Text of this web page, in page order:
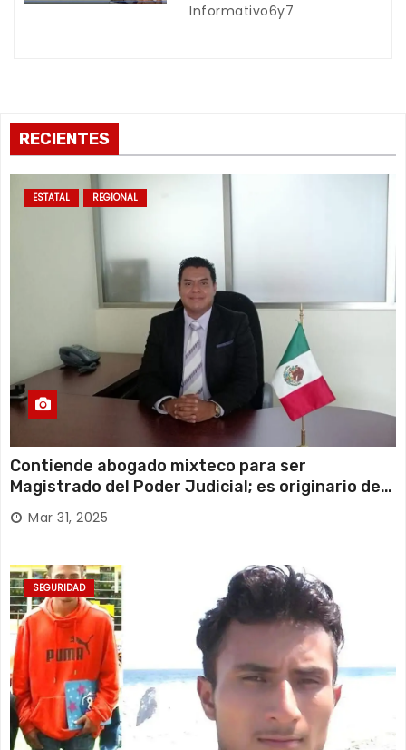
Informativo6y7
RECIENTES
ESTATAL REGIONAL
Contiende abogado mixteco para ser
Magistrado del Poder Judicial; es originario de
Huajuapan de León
Mar 31, 2025
SEGURIDAD